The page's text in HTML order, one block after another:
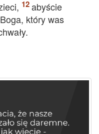
abyście
który was